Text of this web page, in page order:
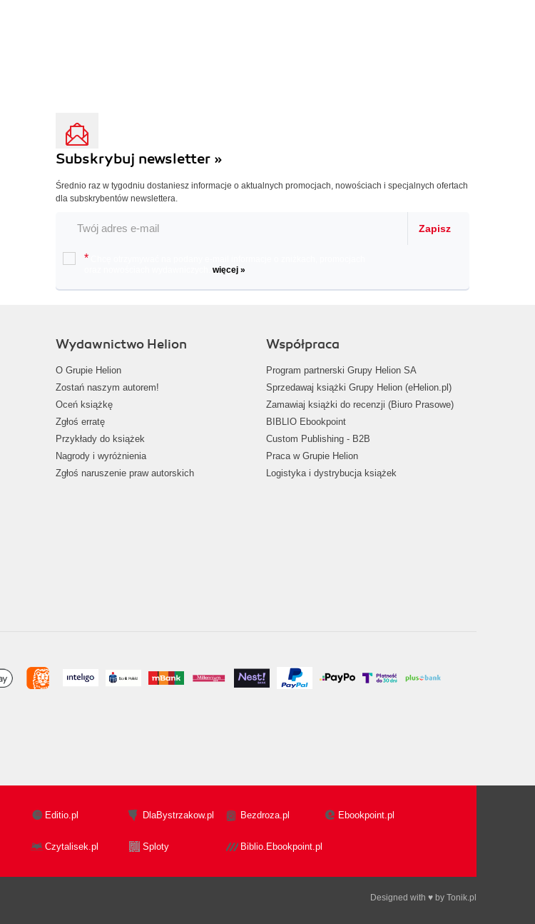
Subskrybuj newsletter »
Średnio raz w tygodniu dostaniesz informacje o aktualnych promocjach, nowościach i specjalnych ofertach
dla subskrybentów newslettera.
Zapisz
*
więcej »
Wydawnictwo Helion
O Grupie Helion
Zostań naszym autorem!
Oceń książkę
Zgłoś erratę
Przykłady do książek
Nagrody i wyróżnienia
Zgłoś naruszenie praw autorskich
Współpraca
Program partnerski Grupy Helion SA
Sprzedawaj książki Grupy Helion (eHelion.pl)
Zamawiaj książki do recenzji (Biuro Prasowe)
BIBLIO Ebookpoint
Custom Publishing - B2B
Praca w Grupie Helion
Logistyka i dystrybucja książek
Editio.pl DlaBystrzakow.pl Bezdroza.pl Ebookpoint.pl
Czytalisek.pl Sploty Biblio.Ebookpoint.pl
Designed with ♥ by Tonik.pl